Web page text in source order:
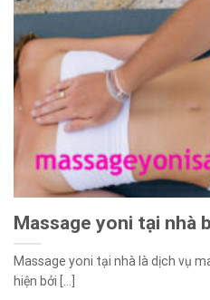
Massage yoni tại nhà
Massage yoni tại nhà là dịch vụ
hiện bởi [...]